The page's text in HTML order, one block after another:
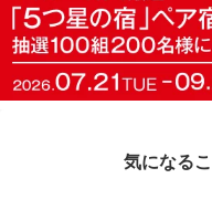
気になる